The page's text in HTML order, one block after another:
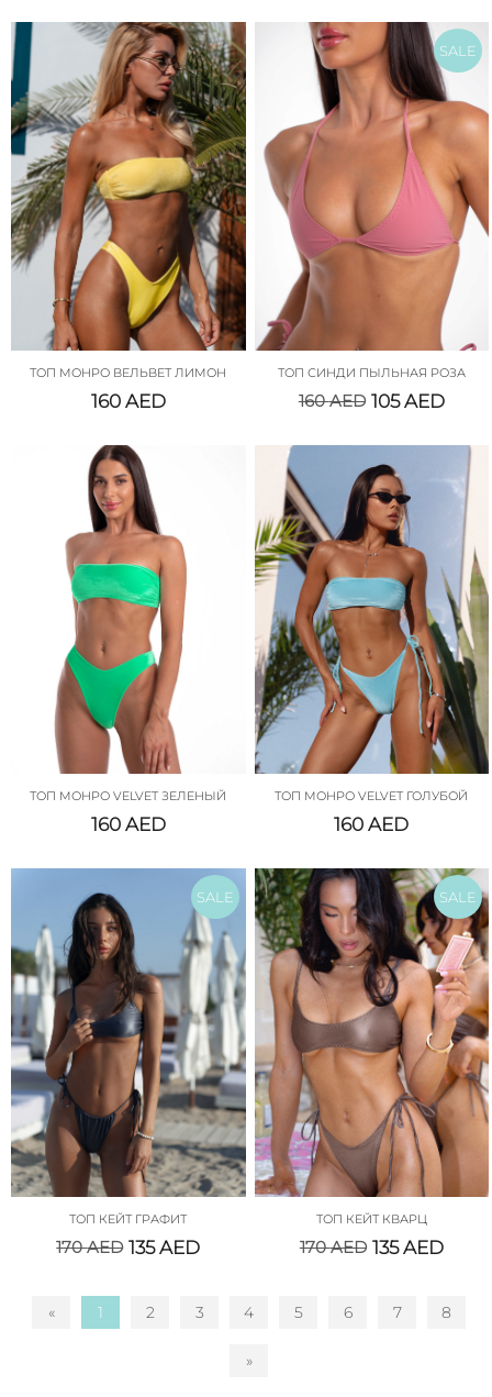
ТОП МОНРО ВЕЛЬВЕТ ЛИМОН
160 AED
SALE
ТОП СИНДИ ПЫЛЬНАЯ РОЗА
160AED 105AED
ТОП МОНРО VELVET ЗЕЛЕНЫЙ
160 AED
ТОП МОНРО VELVET ГОЛУБОЙ
160AED
SALE
ТОП КЕЙТ ГРАФИТ
170AED 135AED
SALE
ТОП КЕЙТ КВАРЦ
170AED 135AED
« 1 2 3 4 5 6 7 8
»